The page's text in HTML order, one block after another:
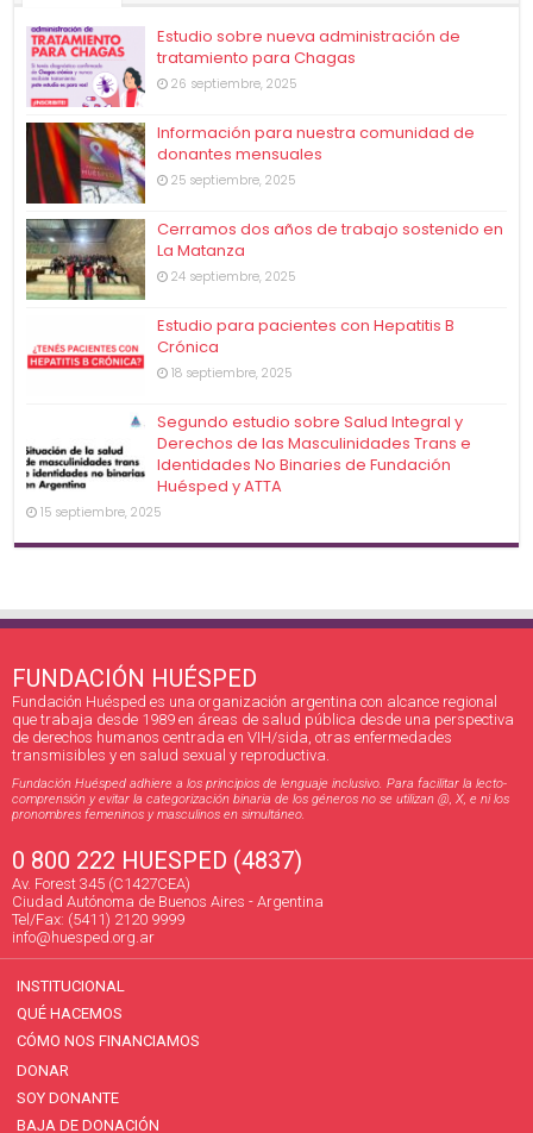
Estudio sobre nueva administración de
tratamiento para Chagas
26 septiembre, 2025
Información para nuestra comunidad de
donantes mensuales
25 septiembre, 2025
Cerramos dos años de trabajo sostenido en
La Matanza
24 septiembre, 2025
Estudio para pacientes con Hepatitis B
Crónica
18 septiembre, 2025
Segundo estudio sobre Salud Integral y
Derechos de las Masculinidades Trans e
Identidades No Binaries de Fundación
Huésped y ATTA
15 septiembre, 2025
FUNDACIÓN HUÉSPED
Fundación Huésped es una organización argentina con alcance regional
que trabaja desde 1989 en áreas de salud pública desde una perspectiva
de derechos humanos centrada en VIH/sida, otras enfermedades
transmisibles y en salud sexual y reproductiva.
Fundación Huésped adhiere a los principios de lenguaje inclusivo. Para facilitar la lecto-
comprensión y evitar la categorización binaria de los géneros no se utilizan @, X, e ni los
pronombres femeninos y masculinos en simultáneo.
0 800 222 HUESPED (4837)
Av. Forest 345 (C1427CEA)
Ciudad Autónoma de Buenos Aires - Argentina
Tel/Fax: (5411) 2120 9999
info@huesped.org.ar
INSTITUCIONAL
QUÉ HACEMOS
CÓMO NOS FINANCIAMOS
DONAR
SOY DONANTE
BAJA DE DONACIÓN